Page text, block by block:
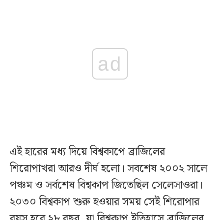
ad
এই হারের মধ্য দিয়ে বিশ্বকাপে ব্রাজিলের
শিরোপাখরা আরও দীর্ঘ হলো। সবশেষ ২০০২ সালে
পঞ্চম ও সর্বশেষ বিশ্বকাপ জিতেছিল সেলেসাওরা।
২০৩০ বিশ্বকাপ শুরু হওয়ার সময় সেই শিরোপার